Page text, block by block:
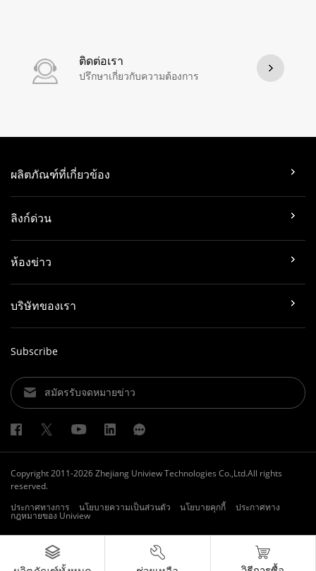
ติดต่อเรา
ปรึกษาเกี่ยวกับความต้องการ
ผลิตภัณฑ์ที่เกี่ยวข้อง
ลิงก์ด่วน
ห้องข่าว
บริษัทของเรา
Subscribe
สมัครรับจดหมายข่าว
Copyright 2011-2026 Zhejiang Uniview Technologies Co.,Ltd.All rights
reserved.
ประกาศทางการ
นโยบายความเป็นส่วนตัว นโยบายคุกกี้ ประกาศทาง
กฎหมายของ Uniview